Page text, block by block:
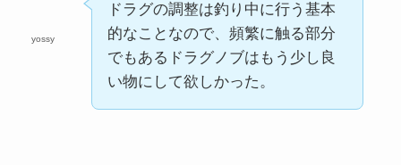
yossy
ドラグの調整は釣り中に行う基本
的なことなので、頻繁に触る部分
でもあるドラグノブはもう少し良
い物にして欲しかった。